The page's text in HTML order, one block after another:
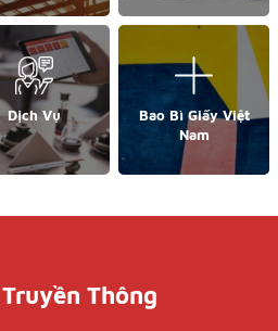
Dịch Vụ
Bao Bì Giấy Việt
Nam
Thông